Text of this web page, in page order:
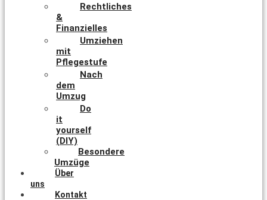
Rechtliches
&
Finanzielles
Umziehen
mit
Pflegestufe
Nach
dem
Umzug
Do
it
yourself
(DIY)
Besondere
Umzüge
Über
uns
Kontakt